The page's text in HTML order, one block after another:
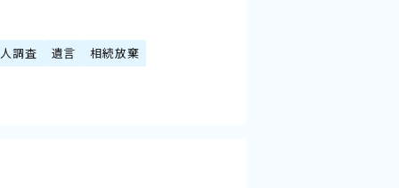
調査 遺言
相続放棄